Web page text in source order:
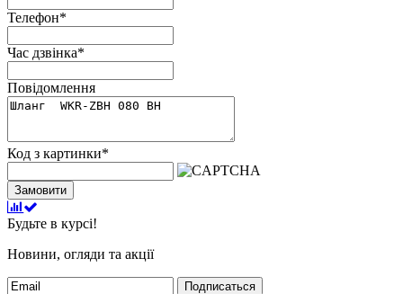
Телефон*
Час дзвінка*
Повідомлення
Код з картинки*
Замовити
Будьте в курсі!
Новини, огляди та акції
Подписаться